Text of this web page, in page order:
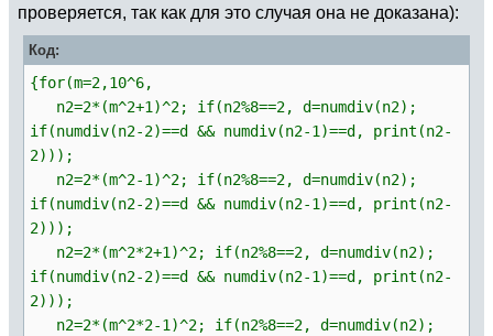
проверяется, так как для это случая она не доказана):
Код:
{for(m=2,10^6,
n2=2*(m^2+1)^2; if(n2%8==2, d=numdiv(n2);
if(numdiv(n2-2)==d && numdiv(n2-1)==d, print(n2-
2)));
n2=2*(m^2-1)^2; if(n2%8==2, d=numdiv(n2);
if(numdiv(n2-2)==d && numdiv(n2-1)==d, print(n2-
2)));
n2=2*(m^2*2+1)^2; if(n2%8==2, d=numdiv(n2);
if(numdiv(n2-2)==d && numdiv(n2-1)==d, print(n2-
2)));
n2=2*(m^2*2-1)^2; if(n2%8==2, d=numdiv(n2);